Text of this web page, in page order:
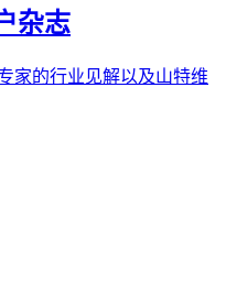
杂志
家的行业见解以及山特维